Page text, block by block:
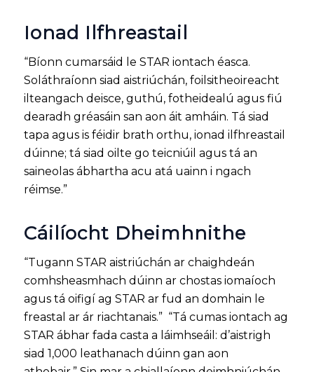
Ionad Ilfhreastail
“Bíonn cumarsáid le STAR iontach éasca.
Soláthraíonn siad aistriúchán, foilsitheoireacht
ilteangach deisce, guthú, fotheidealú agus fiú
dearadh gréasáin san aon áit amháin. Tá siad
tapa agus is féidir brath orthu, ionad ilfhreastail
dúinne; tá siad oilte go teicniúil agus tá an
saineolas ábhartha acu atá uainn i ngach
réimse.”
Cáilíocht Dheimhnithe
“Tugann STAR aistriúchán ar chaighdeán
comhsheasmhach dúinn ar chostas iomaíoch
agus tá oifigí ag STAR ar fud an domhain le
freastal ar ár riachtanais.” “Tá cumas iontach ag
STAR ábhar fada casta a láimhseáil: d’aistrigh
siad 1,000 leathanach dúinn gan aon